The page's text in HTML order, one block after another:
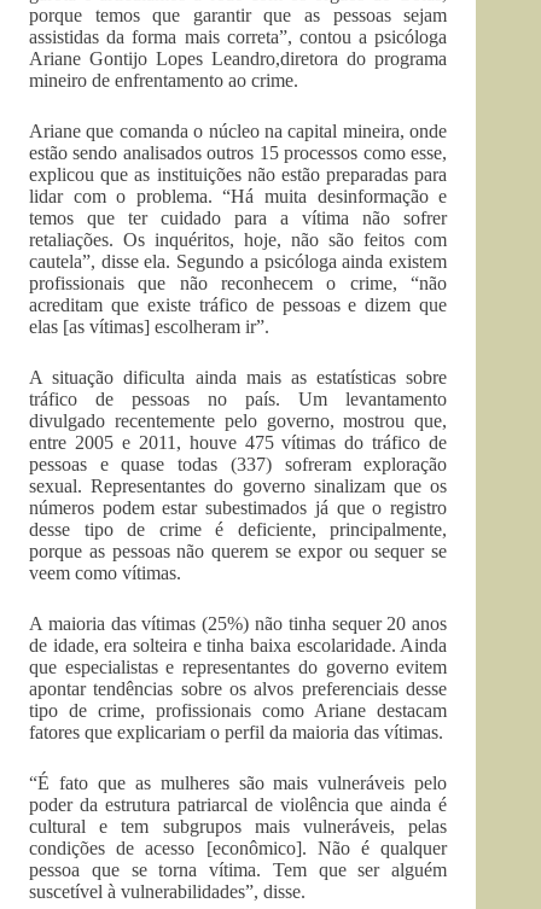
porque temos que garantir que as pessoas sejam
assistidas da forma mais correta”, contou a psicóloga
Ariane Gontijo Lopes Leandro,diretora do programa
mineiro de enfrentamento ao crime.
Ariane que comanda o núcleo na capital mineira, onde
estão sendo analisados outros 15 processos como esse,
explicou que as instituições não estão preparadas para
lidar com o problema. “Há muita desinformação e
temos que ter cuidado para a vítima não sofrer
retaliações. Os inquéritos, hoje, não são feitos com
cautela”, disse ela. Segundo a psicóloga ainda existem
profissionais que não reconhecem o crime, “não
acreditam que existe tráfico de pessoas e dizem que
elas [as vítimas] escolheram ir”.
A situação dificulta ainda mais as estatísticas sobre
tráfico de pessoas no país. Um levantamento
divulgado recentemente pelo governo, mostrou que,
entre 2005 e 2011, houve 475 vítimas do tráfico de
pessoas e quase todas (337) sofreram exploração
sexual. Representantes do governo sinalizam que os
números podem estar subestimados já que o registro
desse tipo de crime é deficiente, principalmente,
porque as pessoas não querem se expor ou sequer se
veem como vítimas.
A maioria das vítimas (25%) não tinha sequer 20 anos
de idade, era solteira e tinha baixa escolaridade. Ainda
que especialistas e representantes do governo evitem
apontar tendências sobre os alvos preferenciais desse
tipo de crime, profissionais como Ariane destacam
fatores que explicariam o perfil da maioria das vítimas.
“É fato que as mulheres são mais vulneráveis pelo
poder da estrutura patriarcal de violência que ainda é
cultural e tem subgrupos mais vulneráveis, pelas
condições de acesso [econômico]. Não é qualquer
pessoa que se torna vítima. Tem que ser alguém
suscetível à vulnerabilidades”, disse.